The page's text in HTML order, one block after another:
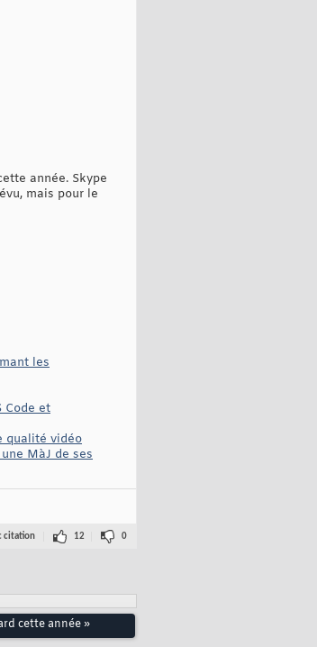
année. Skype
mais pour le
les
Code et
qualité vidéo
MàJ de ses
citation 12 0
cette année »